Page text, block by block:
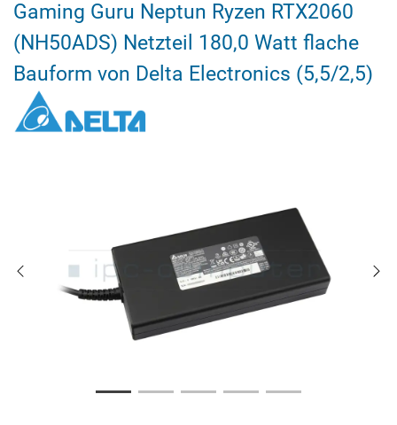
Gaming Guru Neptun Ryzen RTX2060
(NH50ADS) Netzteil 180,0 Watt flache
Bauform von Delta Electronics (5,5/2,5)